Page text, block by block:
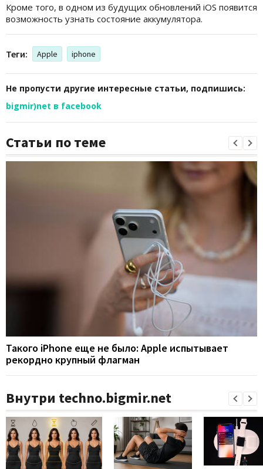
Кроме того, в одном из будущих обновлений iOS появится
возможность узнать состояние аккумулятора.
Теги: Apple iphone
Не пропусти другие интересные статьи, подпишись:
bigmir)net в facebook
Статьи по теме
Такого iPhone еще не было: Apple испытывает
рекордно крупный флагман
Внутри techno.bigmir.net